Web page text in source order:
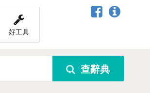
好工具
查辭典